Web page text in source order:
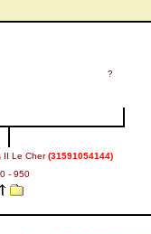
?
II Le Cher(31591054144)
- 950